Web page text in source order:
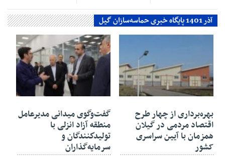
آذر 1401 پایگاه خبری حماسه‌سازان گیل
۳۰ بهمن ۱۴۰۴
بهره‌برداری از چهار طرح
اقتصاد مردمی در گیلان
همزمان با آیین سراسری
کشور
گفت‌وگوی میدانی مدیرعامل
منطقه آزاد انزلی با
تولیدكنندگان و
سرمایه‌گذاران